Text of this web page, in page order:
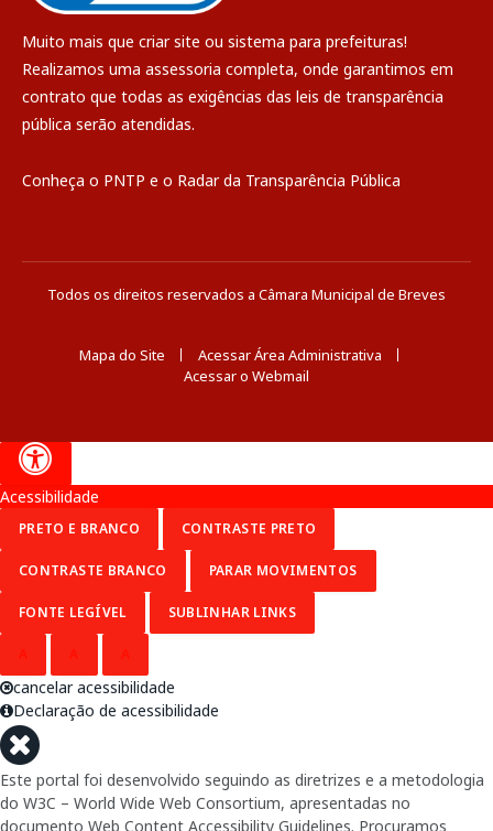
Muito mais que criar site ou sistema para prefeituras!
Realizamos uma assessoria completa, onde garantimos em
contrato que todas as exigências das leis de transparência
pública serão atendidas.
Conheça o PNTP e o Radar da Transparência Pública
Todos os direitos reservados a Câmara Municipal de Breves
Mapa do Site
Acessar Área Administrativa
Acessar o Webmail
Acessibilidade
PRETO E BRANCO CONTRASTE PRETO
CONTRASTE BRANCO PARAR MOVIMENTOS
FONTE LEGÍVEL SUBLINHAR LINKS
cancelar acessibilidade
Declaração de acessibilidade
Este portal foi desenvolvido seguindo as diretrizes e a metodologia
do W3C – World Wide Web Consortium, apresentadas no
documento Web Content Accessibility Guidelines. Procuramos